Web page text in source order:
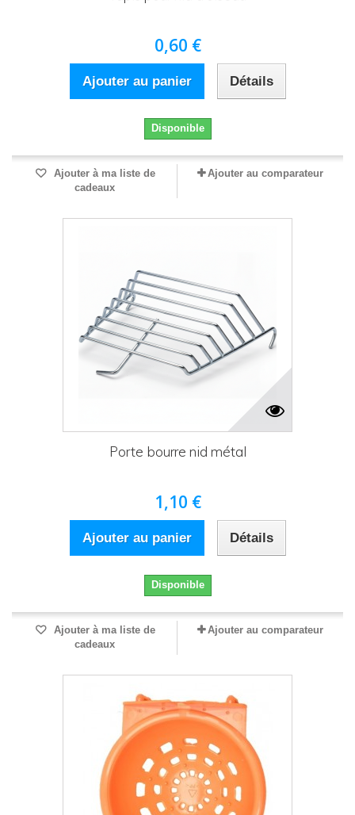
0,60 €
Ajouter au panier Détails
Disponible
Ajouter à ma liste de
cadeaux
Ajouter au comparateur
Porte bourre nid métal
1,10 €
Ajouter au panier Détails
Disponible
Ajouter à ma liste de
cadeaux
Ajouter au comparateur